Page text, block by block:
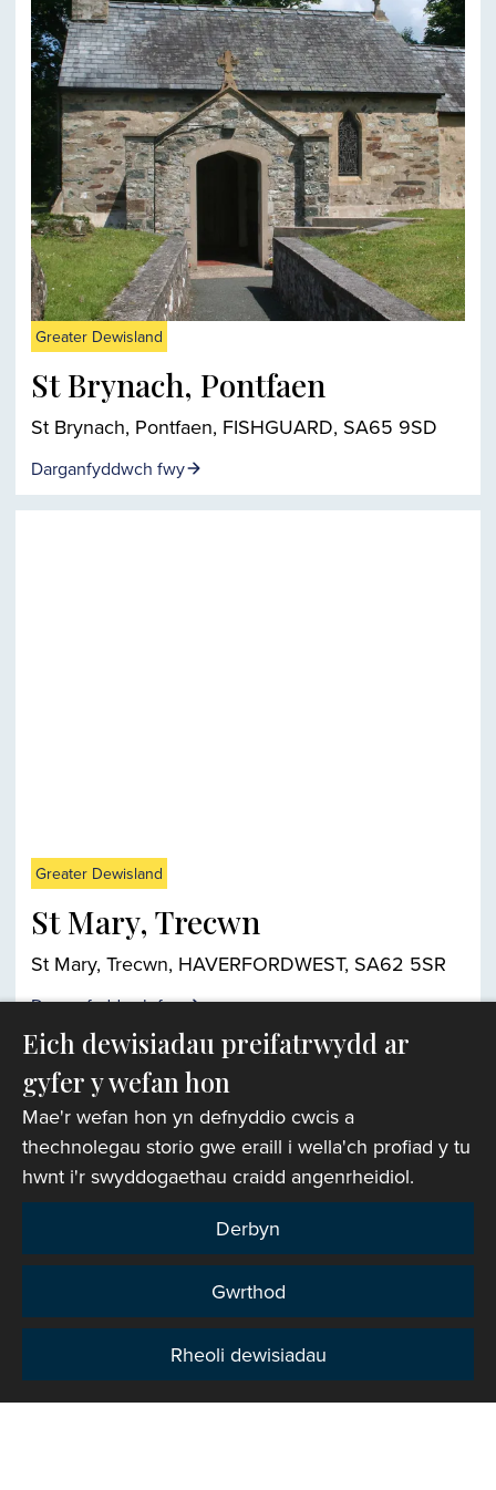
Greater Dewisland
St Brynach, Pontfaen
St Brynach, Pontfaen, FISHGUARD, SA65 9SD
Darganfyddwch fwy
Greater Dewisland
St Mary, Trecwn
St Mary, Trecwn, HAVERFORDWEST, SA62 5SR
Darganfyddwch fwy
Chwiliwr eglwysi
Hawlfraint © 2007-2026 Corff Cynrychiolwyr yr
Preifatrwydd
Eich dewisiadau preifatrwydd ar
gyfer y wefan hon
Mae'r wefan hon yn defnyddio cwcis a
thechnolegau storio gwe eraill i wella'ch profiad y tu
hwnt i'r swyddogaethau craidd angenrheidiol.
Derbyn
Gwrthod
Rheoli dewisiadau